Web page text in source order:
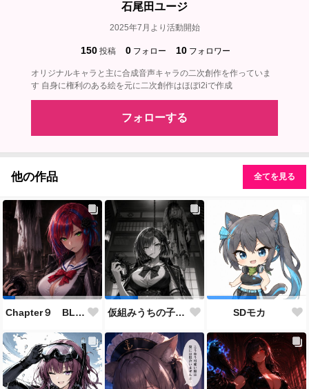
石尾田ユージ
2025年7月より活動開始
150 投稿 0 フォロー 10 フォロワー
オリジナルキャラと主に合成音声キャラの二次創作を作っていま
す 自身に権利のある絵を元に二次創作はほぼi2iで作成
フォローする
他の作品 全てを見る
Chapter９ BLACK OUT 生存者側伴 緋聖の設定とストーリーに使用した画像 仮組みうちの子28人目にしてずっと作りたかった仕事人ポジション。 SDモカ